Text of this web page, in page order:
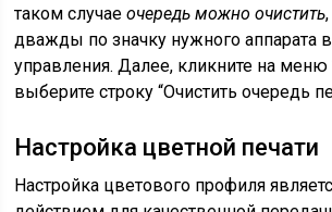
таком случаеочередь можно очистить
дважды по значку нужного аппарата
управления. Далее, кликните на меню
выберите строку “Очистить очередь
Настройка цветной печати
Настройка цветового профиля